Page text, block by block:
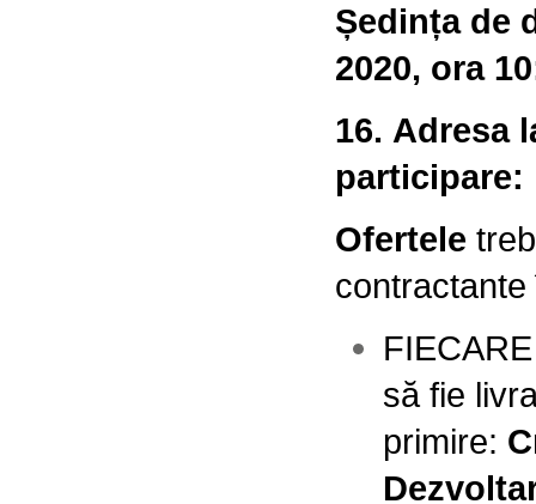
Ședința de
2020, ora
16. Adresa
participare:
Ofertele
contractante
să fie
primire: